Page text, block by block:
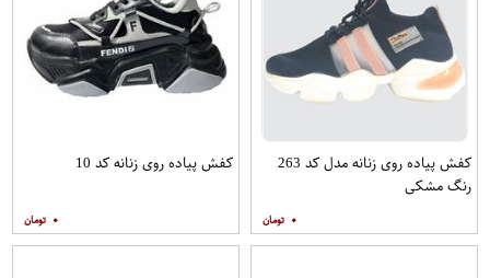
کفش پیاده روی زنانه مدل کد 263
رنگ مشکی
۰
کفش پیاده روی زنانه کد 10
۰